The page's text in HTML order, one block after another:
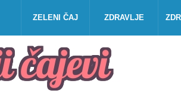
ZELENI ČAJ ZDRAVLJE